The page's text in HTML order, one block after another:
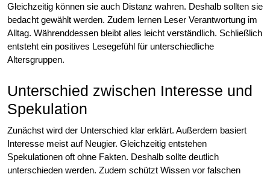
Gleichzeitig können sie auch Distanz wahren. Deshalb sollten sie
bedacht gewählt werden. Zudem lernen Leser Verantwortung im
Alltag. Währenddessen bleibt alles leicht verständlich. Schließlich
entsteht ein positives Lesegefühl für unterschiedliche
Altersgruppen.
Unterschied zwischen Interesse und
Spekulation
Zunächst wird der Unterschied klar erklärt. Außerdem basiert
Interesse meist auf Neugier. Gleichzeitig entstehen
Spekulationen oft ohne Fakten. Deshalb sollte deutlich
unterschieden werden. Zudem schützt Wissen vor falschen